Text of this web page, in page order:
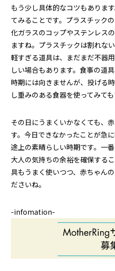
もう少し具体的なコツもありま
てみることです。プラスチック
化ガラスのコップやステンレス
ますね。プラスチックは割れな
軽すぎる道具は、まだまだ不器
しい場合もあります。食事の道
時期には向きませんが、投げる
し重みのある食器を使ってみて
その日にうまくいかなくても、
す。今日できなかったことが急
途上の素晴らしい時期です。一
大人の気持ちの余裕を確保する
具もうまく使いつつ、赤ちゃん
ださいね。
-infomation-